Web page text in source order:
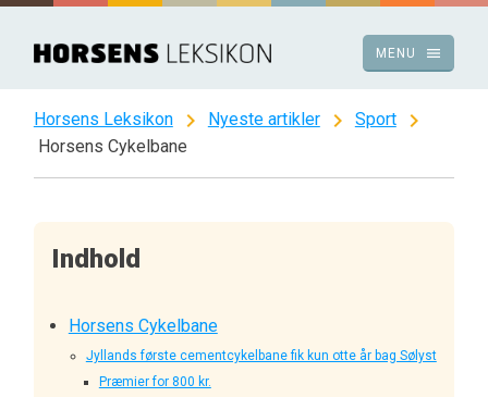
Spring
indhold
menu
MENU
Horsens Leksikon chevron_right Nyeste artikler chevron_right Sport chevron_right
Horsens Cykelbane
Indhold
Horsens Cykelbane
Jyllands første cementcykelbane fik kun otte år bag Sølyst
Præmier for 800 kr.